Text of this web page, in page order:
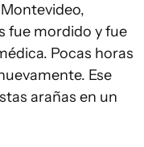
fue mordido y fue
Pocas horas
Ese
arañas en un